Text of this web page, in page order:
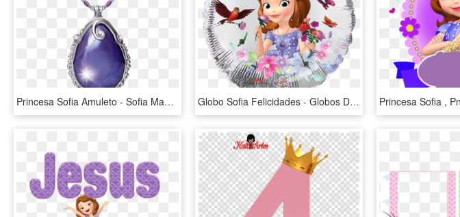
Princesa Sofia Amuleto - Sofia Magic Amulet, HD Png Download Globo Sofia Felicidades - Globos De La Princesa Sofia, HD Png Download